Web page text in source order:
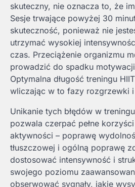
skuteczny, nie oznacza to, że
Sesje trwające powyżej 30
skuteczność, ponieważ nie
utrzymać wysokiej
czas. Przeciążenie organizmu
prowadzić do spadku
Optymalna długość treningu
wliczając w to fazy rozgrzewki i
Unikanie tych błędów w
pozwala czerpać pełne
aktywności – poprawę
tłuszczowej i ogólną poprawę
dostosować intensywność i
swojego poziomu
obserwować sygnały, jakie